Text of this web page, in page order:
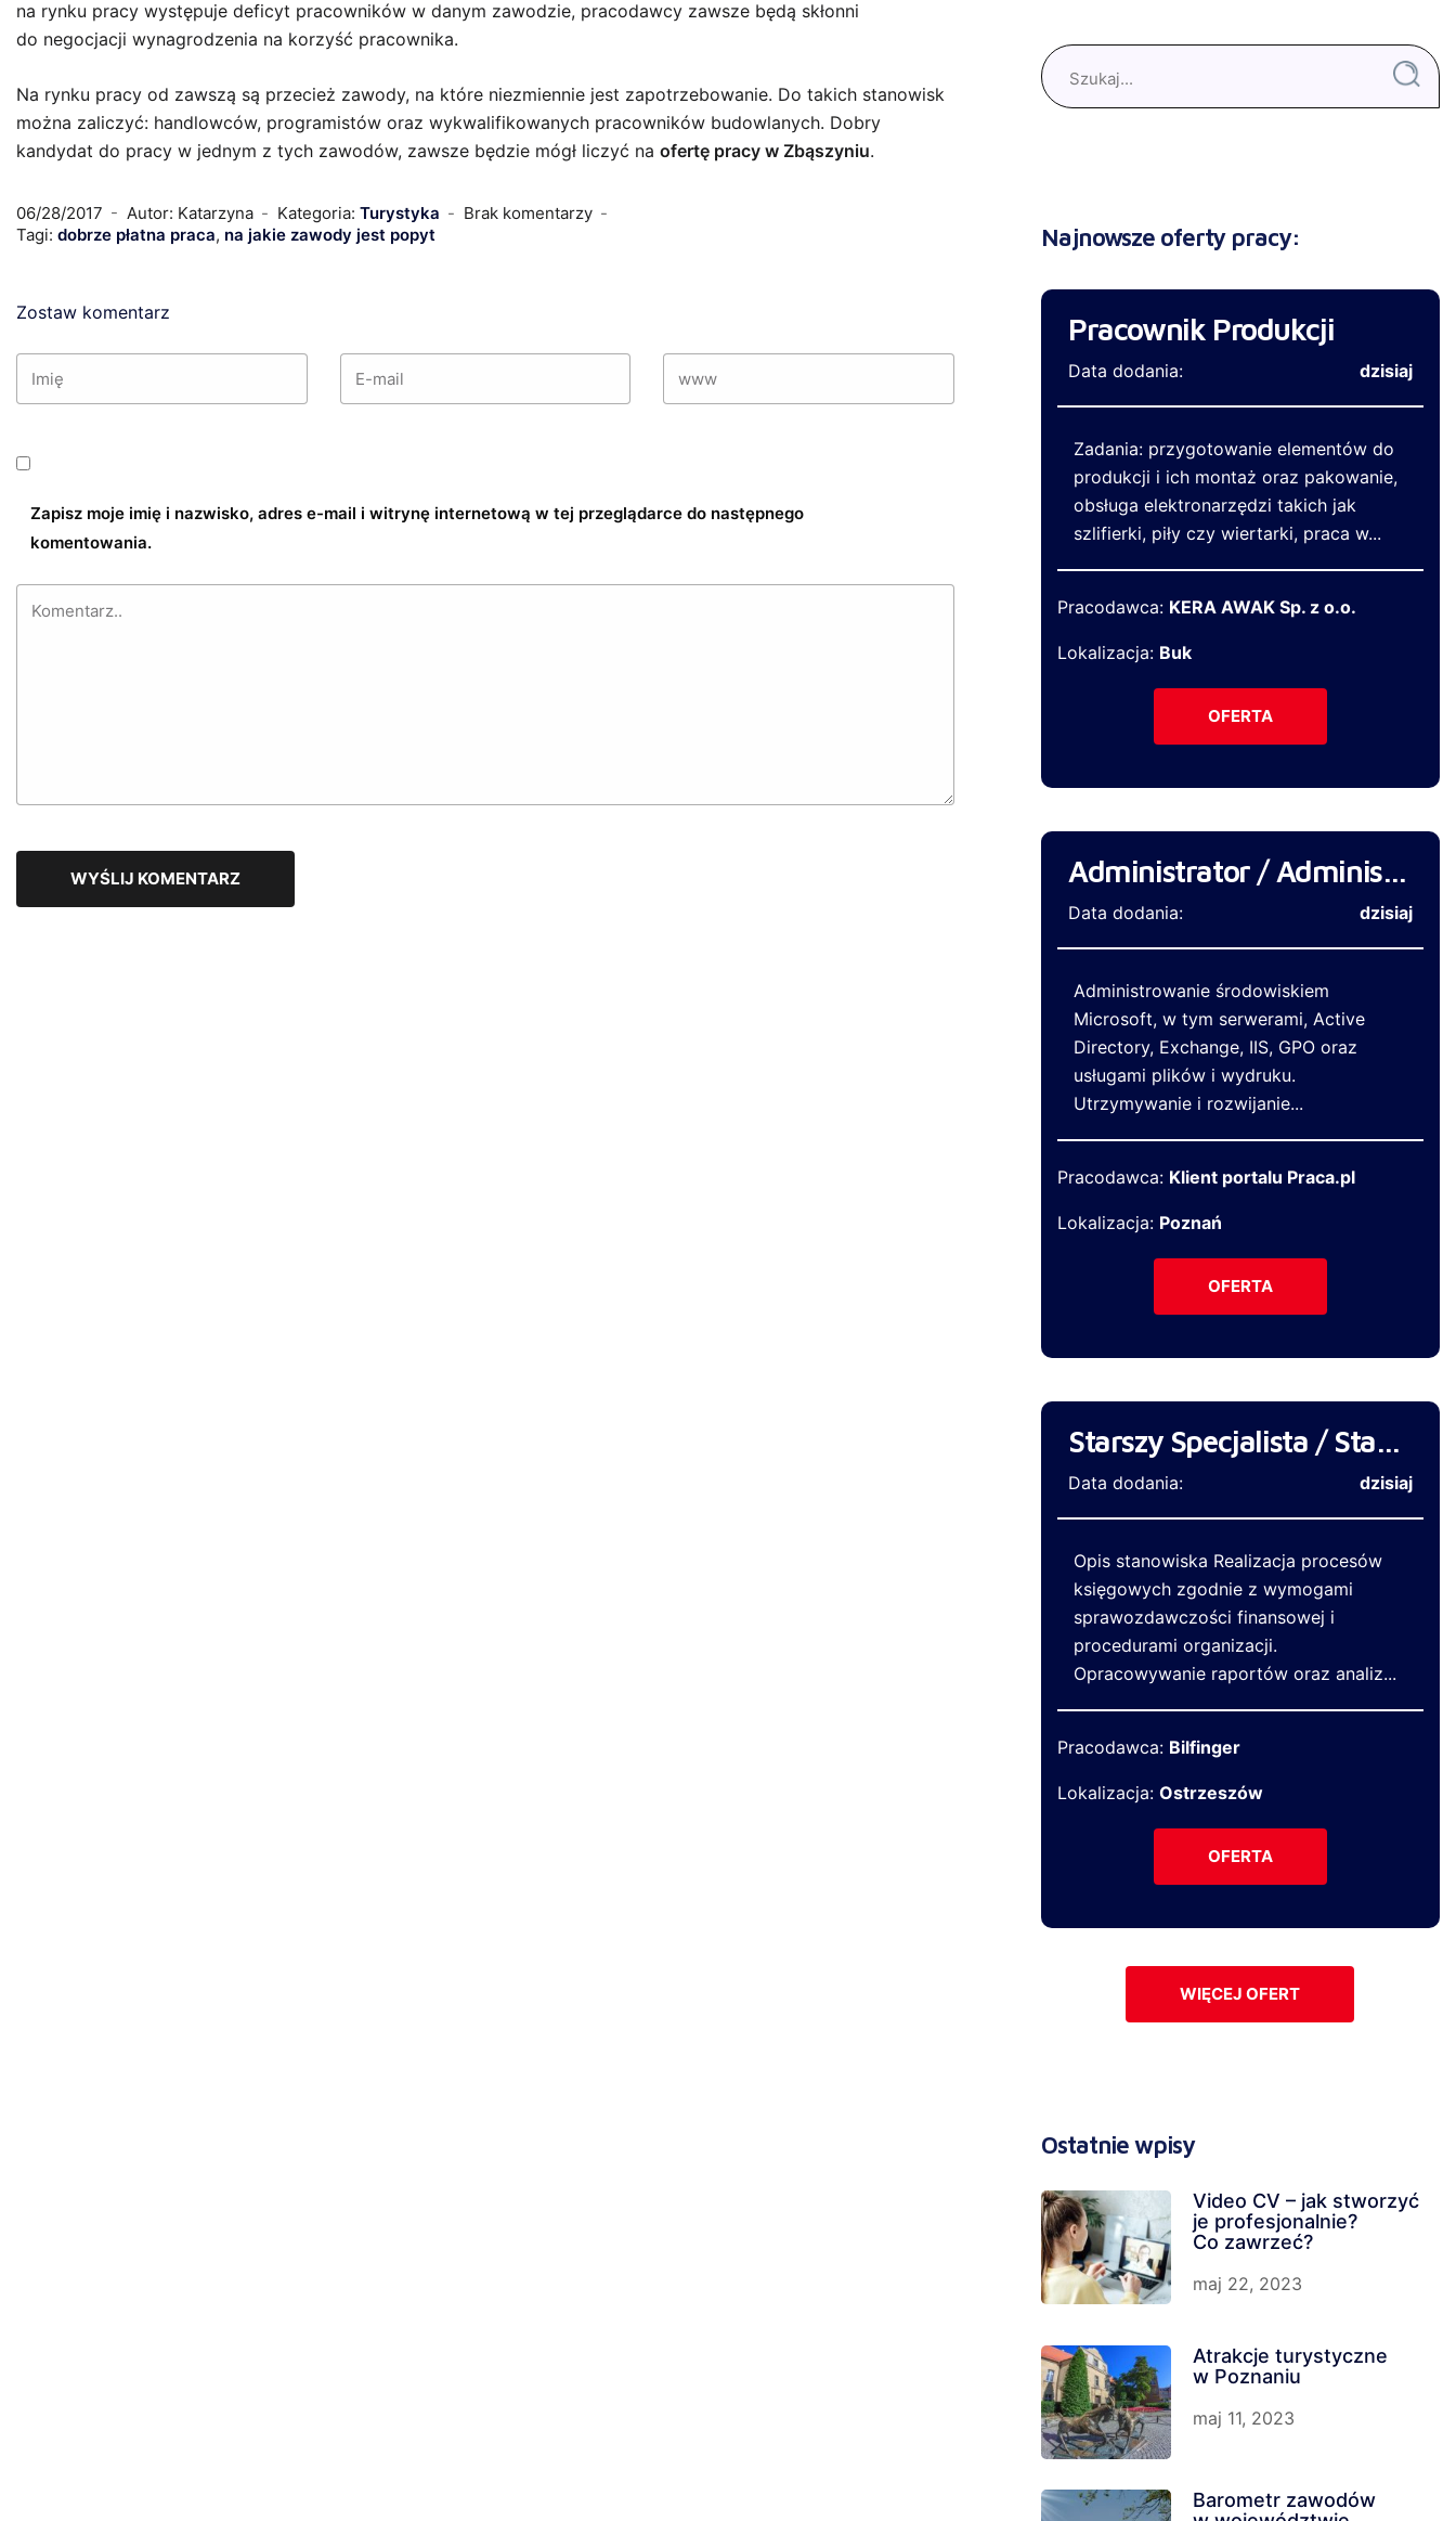
na rynku pracy występuje deficyt pracowników w danym zawodzie, pracodawcy zawsze będą skłonni
do negocjacji wynagrodzenia na korzyść pracownika.
Na rynku pracy od zawszą są przecież zawody, na które niezmiennie jest zapotrzebowanie. Do takich stanowisk
można zaliczyć: handlowców, programistów oraz wykwalifikowanych pracowników budowlanych. Dobry
kandydat do pracy w jednym z tych zawodów, zawsze będzie mógł liczyć na ofertę pracy w Zbąszyniu.
06/28/2017 Autor: Katarzyna Kategoria: Turystyka
Brak komentarzy
Tagi: dobrze płatna praca, na jakie zawody jest popyt
Zostaw komentarz
Zapisz moje imię i nazwisko, adres e-mail i witrynę internetową w tej przeglądarce do następnego
komentowania.
Najnowsze oferty pracy:
Pracownik Produkcji
Data dodania: dzisiaj
Zadania: przygotowanie elementów do
produkcji i ich montaż oraz pakowanie,
obsługa elektronarzędzi takich jak
szlifierki, piły czy wiertarki, praca w...
Pracodawca: KERA AWAK Sp. z o.o.
Lokalizacja: Buk
OFERTA
Administrator / Administratorka Systemów IT
Data dodania: dzisiaj
Administrowanie środowiskiem
Microsoft, w tym serwerami, Active
Directory, Exchange, IIS, GPO oraz
usługami plików i wydruku.
Utrzymywanie i rozwijanie...
Pracodawca: Klient portalu Praca.pl
Lokalizacja: Poznań
OFERTA
Starszy Specjalista / Starsza Specjalistka ds. księgowości
Data dodania: dzisiaj
Opis stanowiska Realizacja procesów
księgowych zgodnie z wymogami
sprawozdawczości finansowej i
procedurami organizacji.
Opracowywanie raportów oraz analiz...
Pracodawca: Bilfinger
Lokalizacja: Ostrzeszów
OFERTA
WIĘCEJ OFERT
Ostatnie wpisy
Video CV – jak stworzyć
je profesjonalnie?
Co zawrzeć?
maj 22, 2023
Atrakcje turystyczne
w Poznaniu
maj 11, 2023
Barometr zawodów